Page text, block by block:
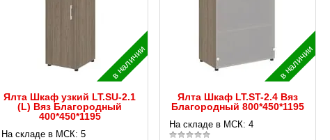
в наличии
Ялта Шкаф узкий LT.SU-2.1
(L) Вяз Благородный
400*450*1195
На складе в МСК: 5
в наличии
Ялта Шкаф LT.ST-2.4 Вяз
Благородный 800*450*1195
На складе в МСК: 4